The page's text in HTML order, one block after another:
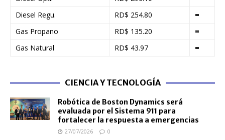
Diesel Regu.
RD$ 254.80
=
Gas Propano
RD$ 135.20
=
Gas Natural
RD$ 43.97 =
CIENCIA Y TECNOLOGÍA
Robótica de Boston Dynamics será
evaluada por el Sistema 911 para
fortalecer la respuesta a emergencias
27/07/2026 0